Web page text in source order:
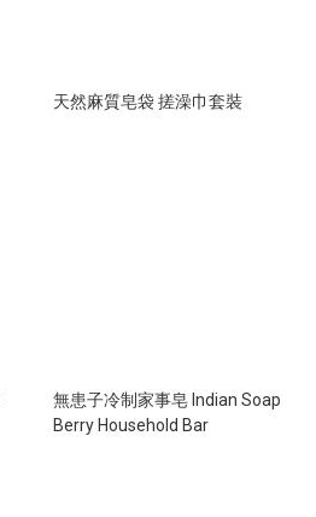
天然麻質皂袋 搓澡巾套裝
無患子冷制家事皂 Indian Soap
Berry Household Bar